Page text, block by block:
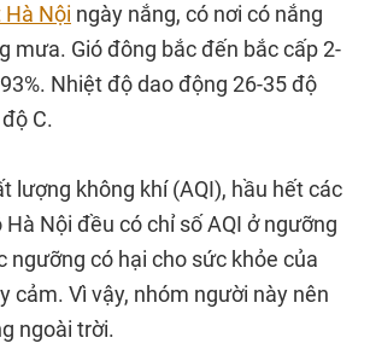
Nội ngày nắng, có nơi có nắng
mưa. Gió đông bắc đến bắc cấp 2-
Nhiệt độ dao động 26-35 độ
C.
lượng không khí (AQI), hầu hết các
Nội đều có chỉ số AQI ở ngưỡng
ngưỡng có hại cho sức khỏe của
cảm. Vì vậy, nhóm người này nên
ngoài trời.